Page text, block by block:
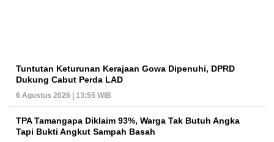
Tuntutan Keturunan Kerajaan Gowa Dipenuhi, DPRD
Dukung Cabut Perda LAD
6 Agustus 2026 | 13:55 WIB
TPA Tamangapa Diklaim 93%, Warga Tak Butuh Angka
Tapi Bukti Angkut Sampah Basah